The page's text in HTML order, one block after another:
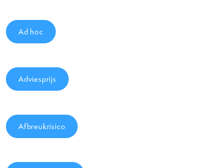
Ad hoc
Adviesprijs
Afbreukrisico